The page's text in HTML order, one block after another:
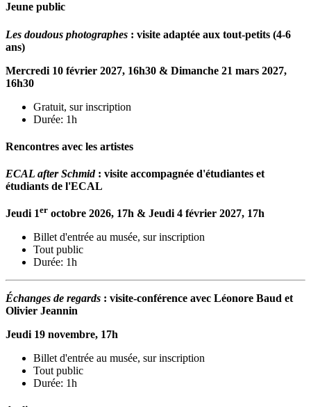
Jeune public
Les doudous photographes : visite adaptée aux tout-petits (4-6
ans)
Mercredi 10 février 2027, 16h30 & Dimanche 21 mars 2027,
16h30
Gratuit, sur inscription
Durée: 1h
Rencontres avec les artistes
ECAL after Schmid: visite accompagnée d'étudiantes et
étudiants de l'ECAL
Jeudi 1er octobre 2026, 17h & Jeudi 4 février 2027, 17h
Billet d'entrée au musée, sur inscription
Tout public
Durée: 1h
Échanges de regards : visite-conférence avec Léonore Baud et
Olivier Jeannin
Jeudi 19 novembre, 17h
Billet d'entrée au musée, sur inscription
Tout public
Durée: 1h